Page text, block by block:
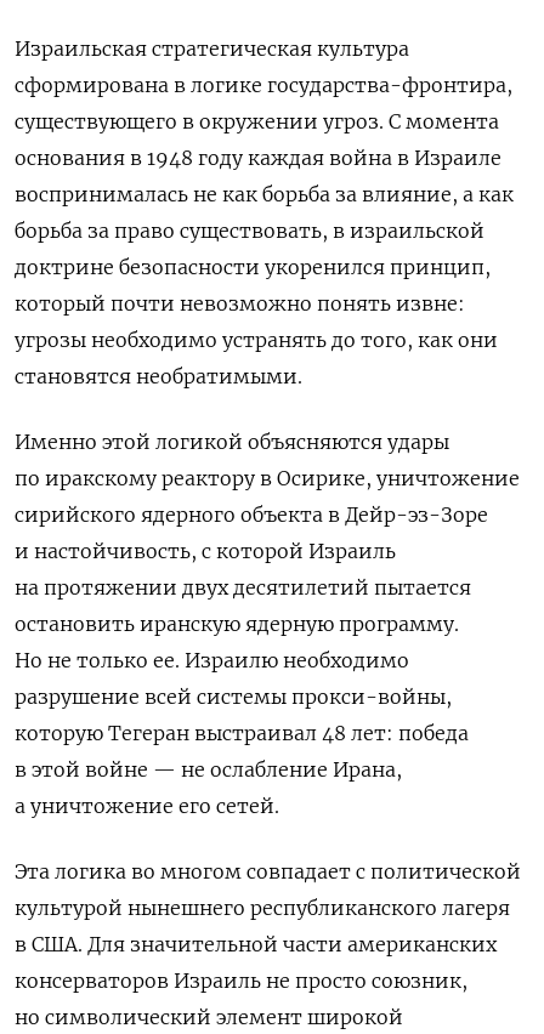
Израильская стратегическая культура
сформирована в логике государства-фронтира,
существующего в окружении угроз. С момента
основания в 1948 году каждая война в Израиле
воспринималась не как борьба за влияние, а как
борьба за право существовать, в израильской
доктрине безопасности укоренился принцип,
который почти невозможно понять извне:
угрозы необходимо устранять до того, как они
становятся необратимыми.
Именно этой логикой объясняются удары
по иракскому реактору в Осирике, уничтожение
сирийского ядерного объекта в Дейр-эз-Зоре
и настойчивость, с которой Израиль
на протяжении двух десятилетий пытается
остановить иранскую ядерную программу.
Но не только ее. Израилю необходимо
разрушение всей системы прокси-войны,
которую Тегеран выстраивал 48 лет: победа
в этой войне — не ослабление Ирана,
а уничтожение его сетей.
Эта логика во многом совпадает с политической
культурой нынешнего республиканского лагеря
в США. Для значительной части американских
консерваторов Израиль не просто союзник,
но символический элемент широкой